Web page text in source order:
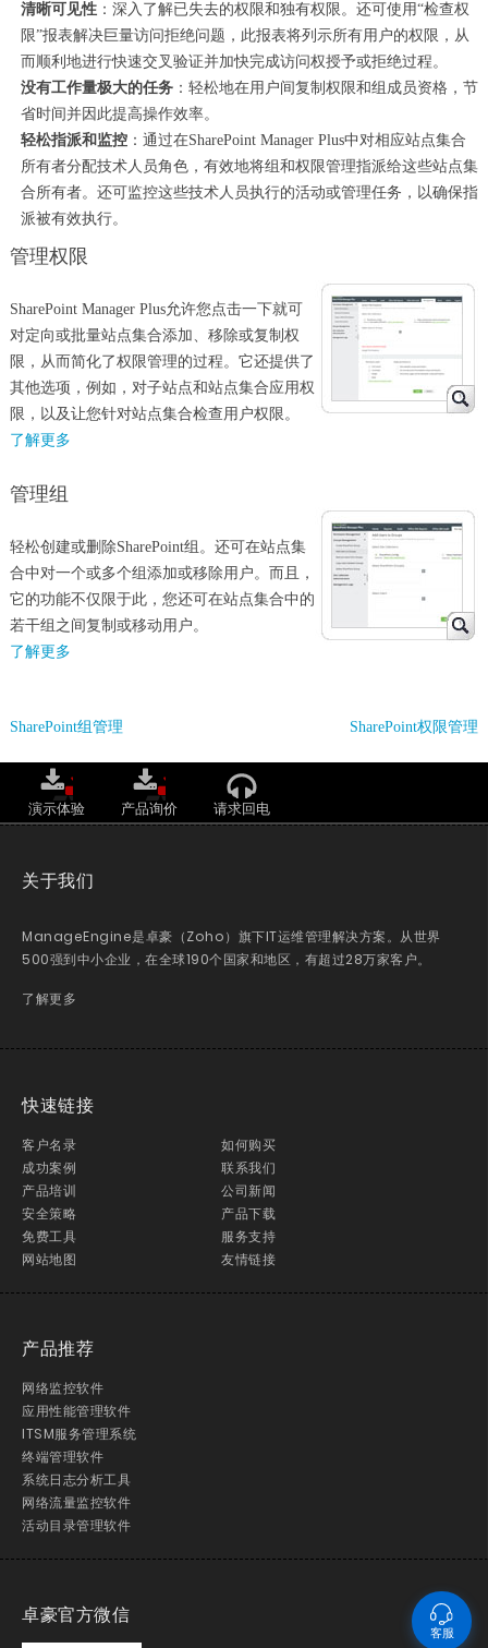
清晰可见性：深入了解已失去的权限和独有权限。还可使用“检查权
限”报表解决巨量访问拒绝问题，此报表将列示所有用户的权限，从
而顺利地进行快速交叉验证并加快完成访问权授予或拒绝过程。
没有工作量极大的任务：轻松地在用户间复制权限和组成员资格，节
省时间并因此提高操作效率。
轻松指派和监控：通过在SharePoint Manager Plus中对相应站点集合
所有者分配技术人员角色，有效地将组和权限管理指派给这些站点集
合所有者。还可监控这些技术人员执行的活动或管理任务，以确保指
派被有效执行。
管理权限
SharePoint Manager Plus允许您点击一下就可
对定向或批量站点集合添加、移除或复制权
限，从而简化了权限管理的过程。它还提供了
其他选项，例如，对子站点和站点集合应用权
限，以及让您针对站点集合检查用户权限。
了解更多
管理组
轻松创建或删除SharePoint组。还可在站点集
合中对一个或多个组添加或移除用户。而且，
它的功能不仅限于此，您还可在站点集合中的
若干组之间复制或移动用户。
了解更多
SharePoint组管理 SharePoint权限管理
演示体验 产品询价 请求回电
关于我们
ManageEngine是卓豪（Zoho）旗下IT运维管理解决方案。从世界
500强到中小企业，在全球190个国家和地区，有超过28万家客户。
了解更多
快速链接
客户名录
成功案例
产品培训
安全策略
免费工具
网站地图
如何购买
联系我们
公司新闻
产品下载
服务支持
友情链接
产品推荐
网络监控软件
应用性能管理软件
ITSM服务管理系统
终端管理软件
系统日志分析工具
网络流量监控软件
活动目录管理软件
卓豪官方微信
客服